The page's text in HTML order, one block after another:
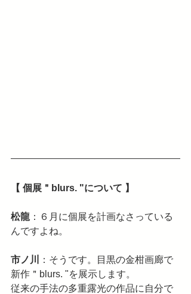
【 個展＂blurs. "について 】
松龍 ：６月に個展を計画なさっている
んですよね。
市ノ川
：そうです。目黒の金柑画廊で
新作＂blurs. "を展示します。
従来の手法の多重露光の作品に自分で